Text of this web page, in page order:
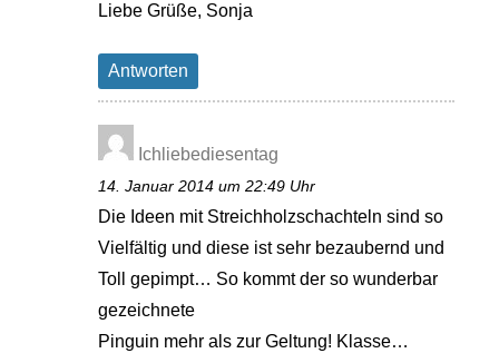
Liebe Grüße, Sonja
Antworten
Ichliebediesentag
14. Januar 2014 um 22:49 Uhr
Die Ideen mit Streichholzschachteln sind so
Vielfältig und diese ist sehr bezaubernd und
Toll gepimpt… So kommt der so wunderbar
gezeichnete
Pinguin mehr als zur Geltung! Klasse…